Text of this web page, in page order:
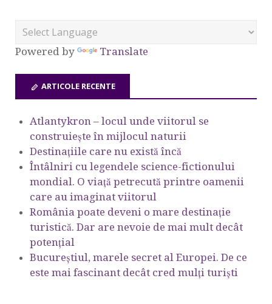
Powered by Translate
ARTICOLE RECENTE
Atlantykron – locul unde viitorul se
construiește în mijlocul naturii
Destinațiile care nu există încă
Întâlniri cu legendele science-fictionului
mondial. O viață petrecută printre oamenii
care au imaginat viitorul
România poate deveni o mare destinație
turistică. Dar are nevoie de mai mult decât
potențial
Bucureștiul, marele secret al Europei. De ce
este mai fascinant decât cred mulți turiști